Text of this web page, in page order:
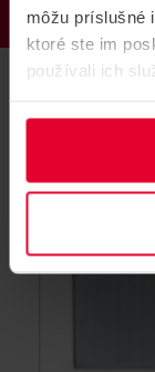
môžu príslušné
ktoré ste im
používali ich
NOVINKA